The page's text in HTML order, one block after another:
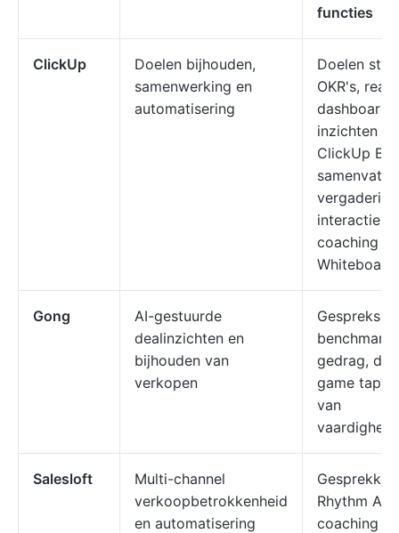
functies
ClickUp
Doelen bijhouden,
samenwerking en
automatisering
Doelen
OKR's,
inzichten
ClickUp
interactieve
coaching
Gong
AI-gestuurde
dealinzichten en
bijhouden van
verkopen
gedrag,
game
van
Salesloft
Multi-channel
verkoopbetrokkenheid
en automatisering
Rhythm AI
coaching